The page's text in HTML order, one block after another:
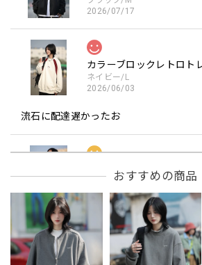
2026/07/17
ネイビー/L
2026/06/03
流石に配達遅かったお
レッド/L
2026/05/30
ブラック/L
おすすめの商品